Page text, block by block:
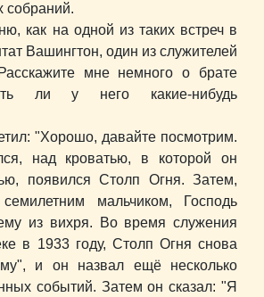
собраний.
на одной из таких встреч в
Вашингтон, один из служителей
мне немного о брате
ли у него какие-нибудь
"Хорошо, давайте посмотрим.
над кроватью, в которой он
появился Столп Огня. Затем,
мальчиком, Господь
из вихря. Во время служения
в 1933 году, Столп Огня снова
и он назвал ещё несколько
событий. Затем он сказал: "Я